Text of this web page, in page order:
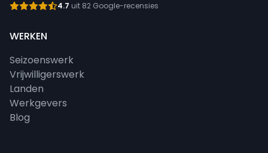
4.7 uit 82 Google-recensies
WERKEN
Seizoenswerk
Vrijwilligerswerk
Landen
Werkgevers
Blog